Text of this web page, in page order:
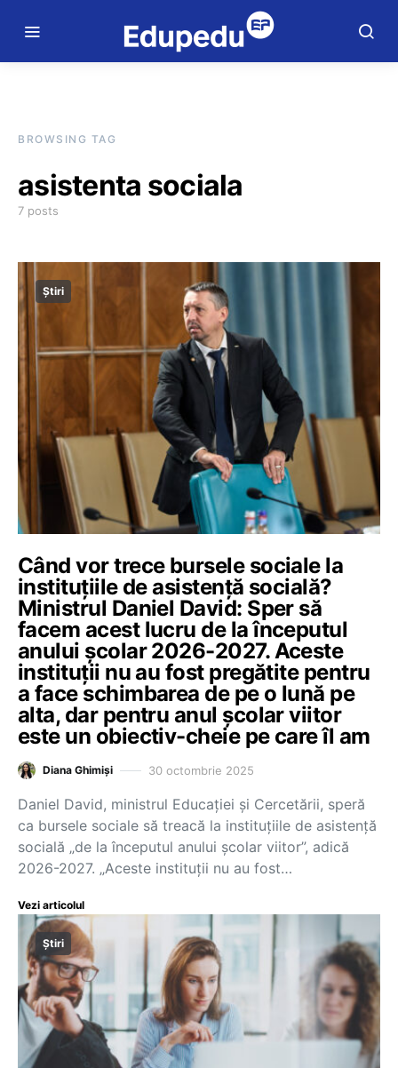
BROWSING TAG
asistenta sociala
7 posts
Știri
Când vor trece bursele sociale la
instituțiile de asistență socială?
Ministrul Daniel David: Sper să
facem acest lucru de la începutul
anului școlar 2026-2027. Aceste
instituții nu au fost pregătite pentru
a face schimbarea de pe o lună pe
alta, dar pentru anul școlar viitor
este un obiectiv-cheie pe care îl am
Diana Ghimiși 30 octombrie 2025
Daniel David, ministrul Educației și Cercetării, speră
ca bursele sociale să treacă la instituțiile de asistență
socială „de la începutul anului școlar viitor”, adică
2026-2027. „Aceste instituții nu au fost…
Vezi articolul
Știri